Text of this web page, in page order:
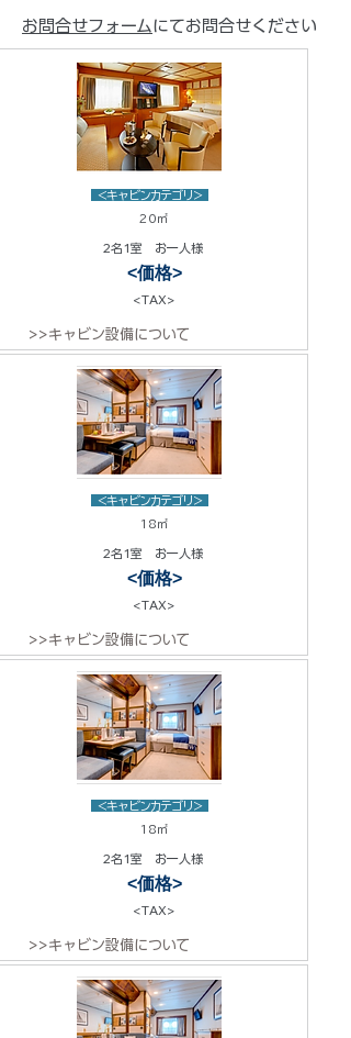
お問合せフォームにてお問合せください
<キャビンカテゴリ>
20㎡
2名1室 お一人様
<価格>
<TAX>
>>キャビン設備について
<キャビンカテゴリ>
18㎡
2名1室 お一人様
<価格>
<TAX>
>>キャビン設備について
<キャビンカテゴリ>
18㎡
2名1室 お一人様
<価格>
<TAX>
>>キャビン設備について